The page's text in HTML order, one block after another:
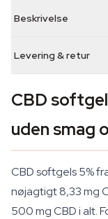
Beskrivelse
Levering & retur
CBD
uden smag
CBD softgels 5%
nøjagtigt 8,33 mg
500 mg CBD i alt.